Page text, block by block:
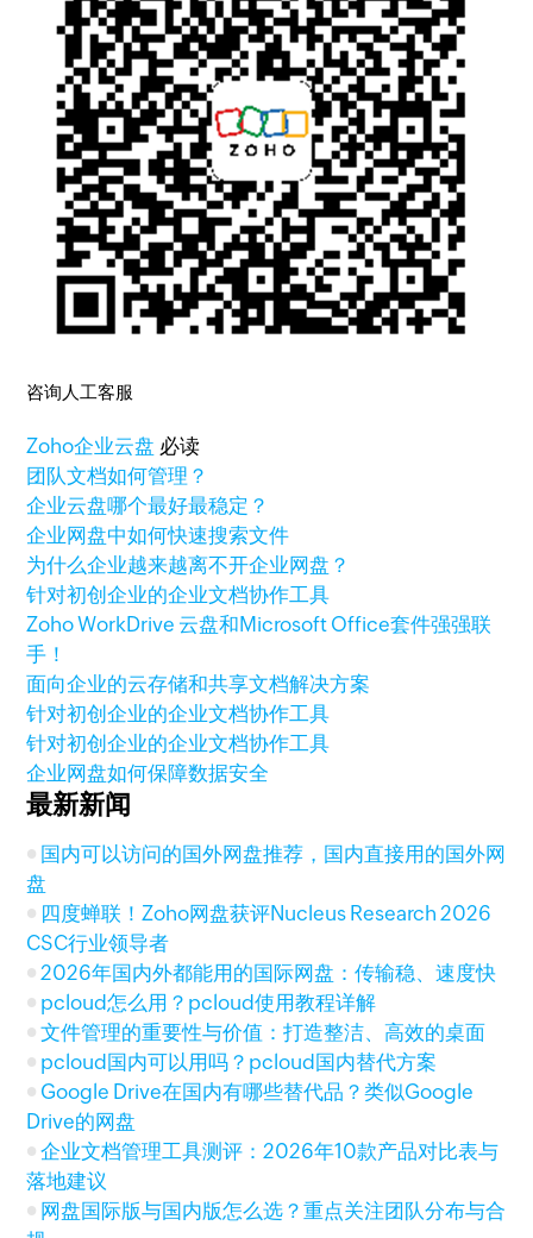
咨询人工客服
Zoho企业云盘 必读
团队文档如何管理？
企业云盘哪个最好最稳定？
企业网盘中如何快速搜索文件
为什么企业越来越离不开企业网盘？
针对初创企业的企业文档协作工具
Zoho WorkDrive 云盘和Microsoft Office套件强强联
手！
面向企业的云存储和共享文档解决方案
针对初创企业的企业文档协作工具
针对初创企业的企业文档协作工具
企业网盘如何保障数据安全
最新新闻
国内可以访问的国外网盘推荐，国内直接用的国外网
盘
四度蝉联！Zoho网盘获评Nucleus Research 2026
CSC行业领导者
2026年国内外都能用的国际网盘：传输稳、速度快
pcloud怎么用？pcloud使用教程详解
文件管理的重要性与价值：打造整洁、高效的桌面
pcloud国内可以用吗？pcloud国内替代方案
Google Drive在国内有哪些替代品？类似Google
Drive的网盘
企业文档管理工具测评：2026年10款产品对比表与
落地建议
网盘国际版与国内版怎么选？重点关注团队分布与合